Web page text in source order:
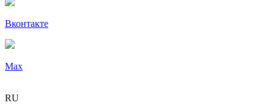
Вконтакте
Max
RU